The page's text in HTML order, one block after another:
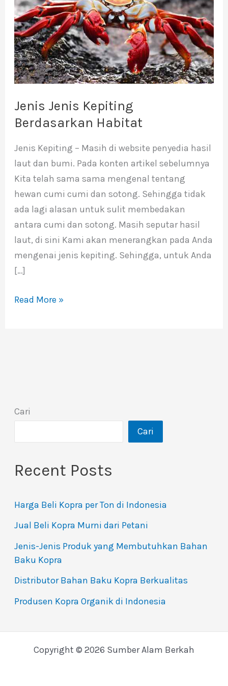
Jenis Jenis Kepiting
Berdasarkan Habitat
Jenis Kepiting – Masih di website penyedia hasil
laut dan bumi. Pada konten artikel sebelumnya
Kita telah sama sama mengenal tentang
hewan cumi cumi dan sotong. Sehingga tidak
ada lagi alasan untuk sulit membedakan
antara cumi dan sotong. Masih seputar hasil
laut, di sini Kami akan menerangkan pada Anda
mengenai jenis kepiting. Sehingga, untuk Anda
[…]
Berdasarkan
Habitat
Read More »
Cari
Cari
Recent Posts
Harga Beli Kopra per Ton di Indonesia
Jual Beli Kopra Murni dari Petani
Jenis-Jenis Produk yang Membutuhkan Bahan
Baku Kopra
Distributor Bahan Baku Kopra Berkualitas
Produsen Kopra Organik di Indonesia
Copyright © 2026 Sumber Alam Berkah